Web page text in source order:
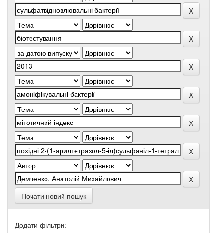
Почати новий пошук
Додати фільтри: